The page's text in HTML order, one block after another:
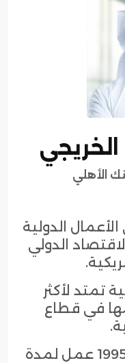
الأهلي
الدولية
الاقتصاد الدولي
تمتد لأكثر
في قطاع
-بدأ مسيرته المهنية عام 1995 عمل لمدة